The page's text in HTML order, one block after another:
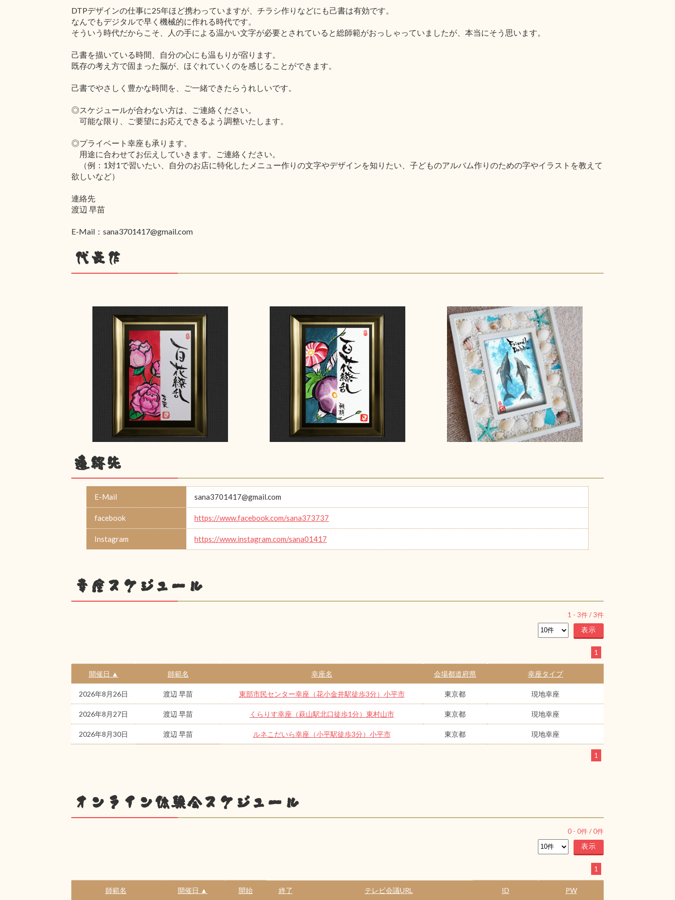
DTPデザインの仕事に25年ほど携わっていますが、チラシ作りなどにも己書は有効です。
なんでもデジタルで早く機械的に作れる時代です。
そういう時代だからこそ、人の手による温かい文字が必要とされていると総師範がおっしゃっていましたが、本当にそう思います。
己書を描いている時間、自分の心にも温もりが宿ります。
既存の考え方で固まった脳が、ほぐれていくのを感じることができます。
己書でやさしく豊かな時間を、ご一緒できたらうれしいです。
◎スケジュールが合わない方は、ご連絡ください。
可能な限り、ご要望にお応えできるよう調整いたします。
◎プライベート幸座も承ります。
用途に合わせてお伝えしていきます。ご連絡ください。
（例：1対1で習いたい、自分のお店に特化したメニュー作りの文字やデザインを知りたい、子どものアルバム作りのための字やイラストを教えて
欲しいなど）
連絡先
渡辺 早苗
E-Mail：sana3701417@gmail.com
代表作
連絡先
E-Mail sana3701417@gmail.com
facebook https://www.facebook.com/sana373737
Instagram https://www.instagram.com/sana01417
幸座スケジュール
1 - 3件 /3件
1
開催日 ▲ 師範名 幸座名 会場都道府県 幸座タイプ
2026年8月26日 渡辺 早苗 東部市民センター幸座（花小金井駅徒歩3分）小平市 東京都 現地幸座
2026年8月27日 渡辺 早苗 くらりす幸座（萩山駅北口徒歩1分）東村山市 東京都 現地幸座
2026年8月30日 渡辺 早苗 ルネこだいら幸座（小平駅徒歩3分）小平市 東京都 現地幸座
1
オンライン体験会スケジュール
0 - 0件 /0件
1
師範名 開催日 ▲ 開始 終了 テレビ会議URL ID PW